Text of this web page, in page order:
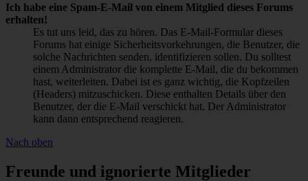
Ich habe eine Spam-E-Mail von einem Mitglied dieses Forums
erhalten!
Es tut uns leid, das zu hören. Das E-Mail-Formular dieses
Forums hat einige Sicherheitsvorkehrungen, die Benutzer, die
solche Nachrichten senden, identifizieren sollen. Du solltest
einem Administrator die komplette E-Mail, die du bekommen
hast, weiterleiten. Dabei ist es ganz wichtig, die Kopfzeilen
(Headers) mitzuschicken. Diese enthalten Details über den
Benutzer, der die E-Mail verschickt hat. Der Administrator
kann dann entsprechend reagieren.
Nach oben
Freunde und ignorierte Mitglieder